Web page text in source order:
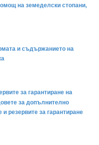
на земеделски стопани,
и съдържанието на
за гарантиране на
за допълнително
резервите за гарантиране